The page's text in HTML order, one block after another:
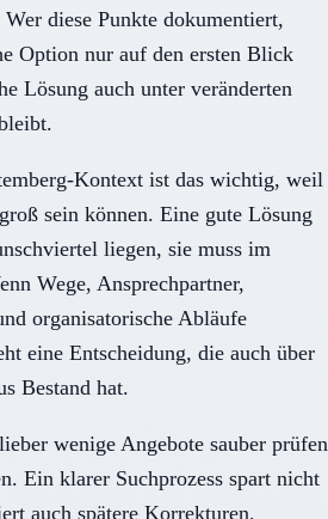
diese Punkte dokumentiert,
Option nur auf den ersten Blick
Lösung auch unter veränderten
Kontext ist das wichtig, weil
sein können. Eine gute Lösung
liegen, sie muss im
Wege, Ansprechpartner,
organisatorische Abläufe
eine Entscheidung, die auch über
Bestand hat.
wenige Angebote sauber prüfen
Ein klarer Suchprozess spart nicht
auch spätere Korrekturen,